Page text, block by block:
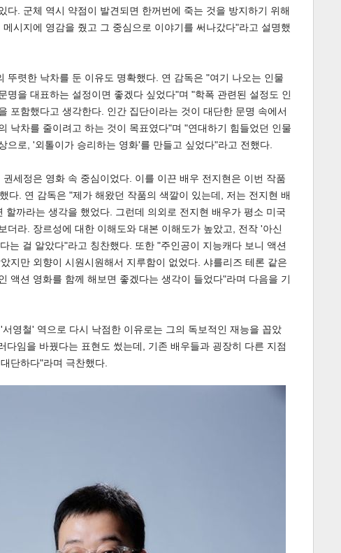
다. 군체 역시 약점이 발견되면 한꺼번에 죽는 것을 방지하기 위해
시지에 영감을 줬고 그 중심으로 이야기를 써나갔다"라고 설명했
뚜렷한 낙차를 둔 이유도 명확했다. 연 감독은 "여기 나오는 인물
명을 대표하는 설정이면 좋겠다 싶었다"며 "학폭 관련된 설정도 인
포함했다고 생각한다. 인간 집단이라는 것이 대단한 문명 속에서
낙차를 줄이려고 하는 것이 목표였다"며 "연대하기 힘들었던 인물
으로, '외톨이가 승리하는 영화'를 만들고 싶었다"라고 전했다.
세정은 영화 속 중심이었다. 이를 이끈 배우 전지현은 이번 작품
다. 연 감독은 "제가 해왔던 작품의 색깔이 있는데, 저는 전지현 배
할까라는 생각을 했었다. 그런데 의외로 전지현 배우가 평소 미국
더라. 장르성에 대한 이해도와 대본 이해도가 높았고, 전작 '아신
는 걸 알았다"라고 칭찬했다. 또한 "주인공이 지능캐다 보니 액션
지만 외향이 시원시원해서 지루함이 없었다. 샤를리즈 테론 같은
액션 영화를 함께 해보면 좋겠다는 생각이 들었다"라며 다음을 기
영철' 역으로 다시 낙점한 이유로는 그의 독보적인 재능을 꼽았
다임을 바꿨다는 표현도 썼는데, 기존 배우들과 굉장히 다른 지점
단하다"라며 극찬했다.